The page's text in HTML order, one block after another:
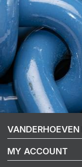
MY ACCOUNT